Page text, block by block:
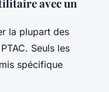
avec un
la plupart des
Seuls les
spécifique